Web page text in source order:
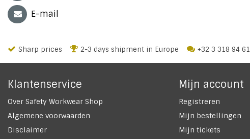
E-mail
Sharp prices 2-3 days shipment in Europe +32 3 318 94 61
Klantenservice
Over Safety Workwear Shop
Algemene voorwaarden
Disclaimer
Mijn account
Registreren
Mijn bestellingen
Mijn tickets